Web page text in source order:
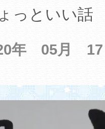
っといい話
年 05月